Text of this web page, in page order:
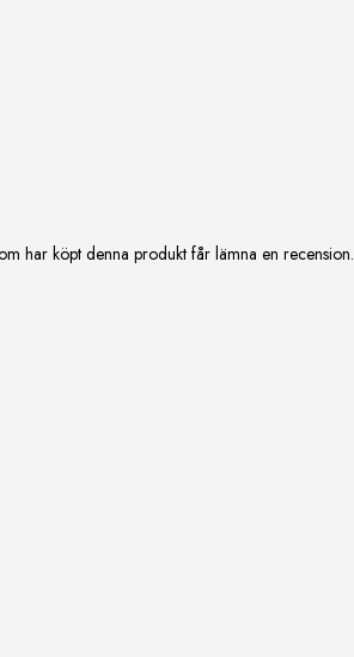
har köpt denna produkt får lämna en recension.